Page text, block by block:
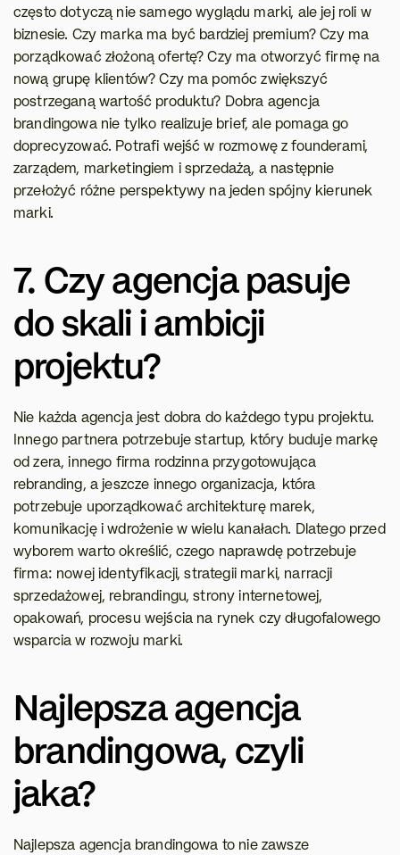
często dotyczą nie samego wyglądu marki, ale jej roli w
biznesie. Czy marka ma być bardziej premium? Czy ma
porządkować złożoną ofertę? Czy ma otworzyć firmę na
nową grupę klientów? Czy ma pomóc zwiększyć
postrzeganą wartość produktu? Dobra agencja
brandingowa nie tylko realizuje brief, ale pomaga go
doprecyzować. Potrafi wejść w rozmowę z founderami,
zarządem, marketingiem i sprzedażą, a następnie
przełożyć różne perspektywy na jeden spójny kierunek
marki.
7. Czy agencja pasuje
do skali i ambicji
projektu?
Nie każda agencja jest dobra do każdego typu projektu.
Innego partnera potrzebuje startup, który buduje markę
od zera, innego firma rodzinna przygotowująca
rebranding, a jeszcze innego organizacja, która
potrzebuje uporządkować architekturę marek,
komunikację i wdrożenie w wielu kanałach. Dlatego przed
wyborem warto określić, czego naprawdę potrzebuje
firma: nowej identyfikacji, strategii marki, narracji
sprzedażowej, rebrandingu, strony internetowej,
opakowań, procesu wejścia na rynek czy długofalowego
wsparcia w rozwoju marki.
Najlepsza agencja
brandingowa, czyli
jaka?
Najlepsza agencja brandingowa to nie zawsze